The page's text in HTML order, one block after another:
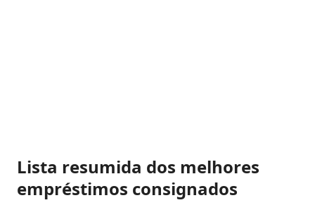
Lista resumida dos melhores
empréstimos consignados